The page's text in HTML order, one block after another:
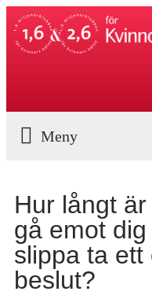
Hur långt
gå emot
slippa ta ett
beslut?